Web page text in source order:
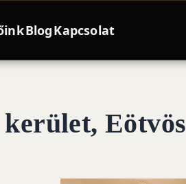
BlogKapcsolat
Eötvös